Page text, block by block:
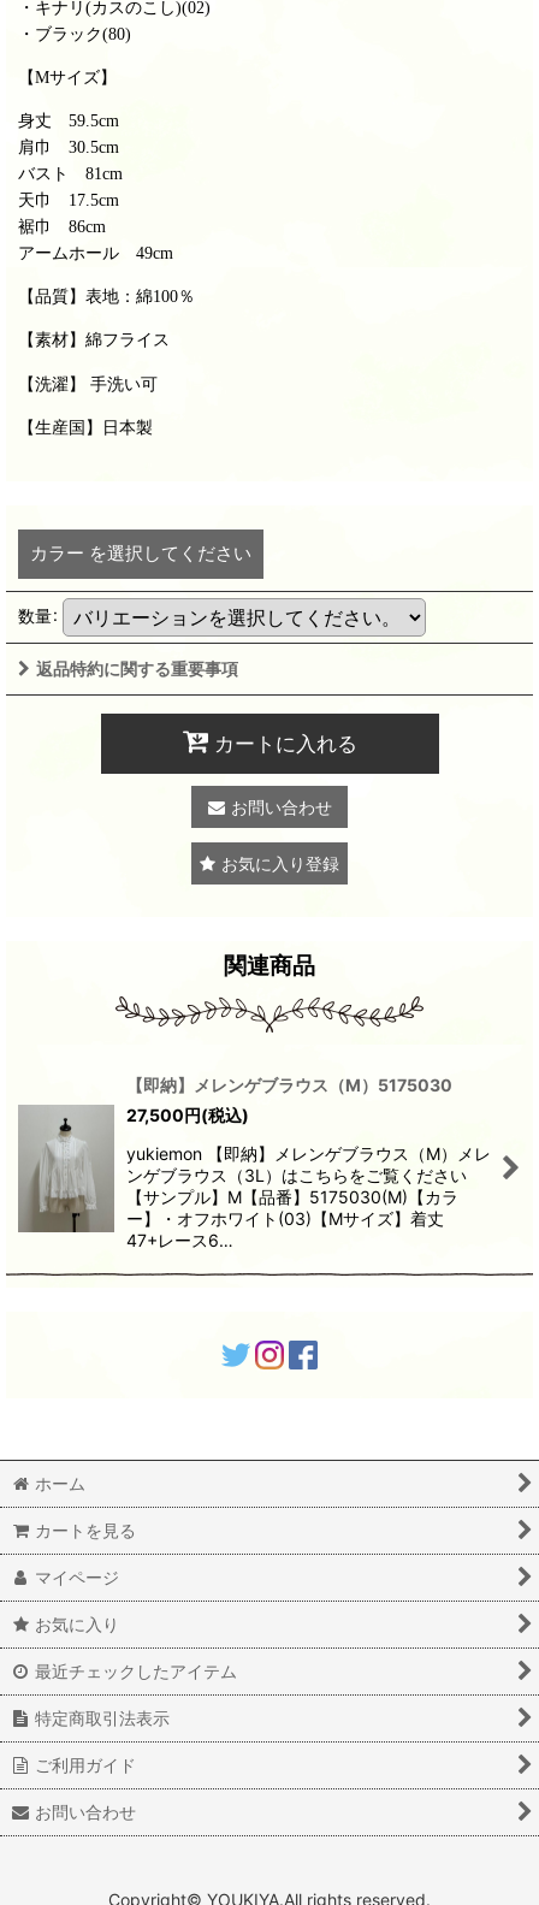
・キナリ(カスのこし)(02)
・ブラック(80)
【Mサイズ】
身丈 59.5cm
肩巾 30.5cm
バスト 81cm
天巾 17.5cm
裾巾 86cm
アームホール 49cm
【品質】表地：綿100％
【素材】綿フライス
【洗濯】 手洗い可
【生産国】日本製
カラー を選択してください
数量:
返品特約に関する重要事項
カートに入れる
お問い合わせ
お気に入り登録
関連商品
【即納】メレンゲブラウス（M）5175030
27,500円(税込)
yukiemon 【即納】メレンゲブラウス（M）メレ
ンゲブラウス（3L）はこちらをご覧ください
【サンプル】M【品番】5175030(M)【カラ
ー】・オフホワイト(03)【Mサイズ】着丈
47+レース6…
ホーム
カートを見る
マイページ
お気に入り
最近チェックしたアイテム
特定商取引法表示
ご利用ガイド
お問い合わせ
Copyright© YOUKIYA.All rights reserved.